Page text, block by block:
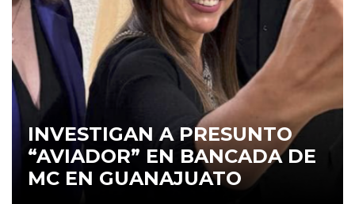
INVESTIGAN A PRESUNTO
“AVIADOR” EN BANCADA DE
MC EN GUANAJUATO